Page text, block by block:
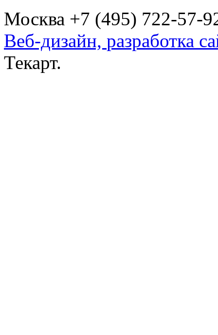
Москва +7 (495) 722-57-
Веб-дизайн, разработка
Текарт.